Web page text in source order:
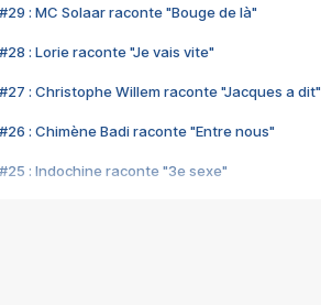
#29 : MC Solaar raconte "Bouge de là"
#28 : Lorie raconte "Je vais vite"
#27 : Christophe Willem raconte "Jacques a dit"
#26 : Chimène Badi raconte "Entre nous"
#25 : Indochine raconte "3e sexe"